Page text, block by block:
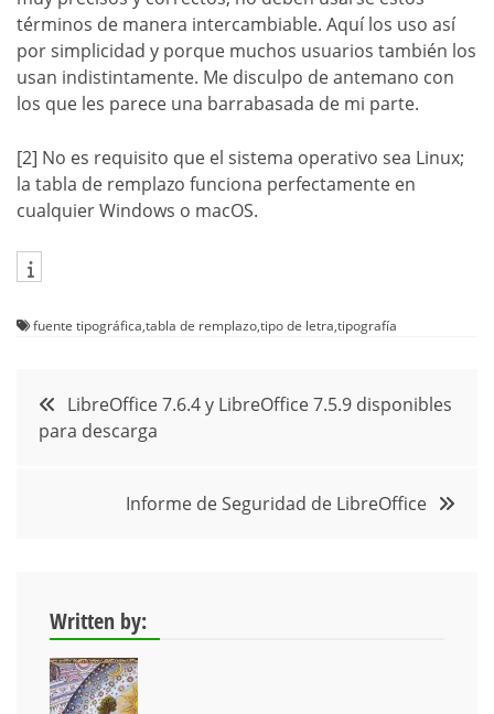
términos de manera intercambiable. Aquí los uso así
por simplicidad y porque muchos usuarios también los
usan indistintamente. Me disculpo de antemano con
los que les parece una barrabasada de mi parte.
[2] No es requisito que el sistema operativo sea Linux;
la tabla de remplazo funciona perfectamente en
cualquier Windows o macOS.
fuente tipográfica,tabla de remplazo,tipo de letra,tipografía
Navegación
de
entradas
LibreOffice 7.6.4 y LibreOffice 7.5.9 disponibles
para descarga
Informe de Seguridad de LibreOffice
Written by: